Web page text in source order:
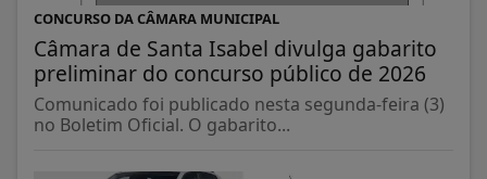
CONCURSO DA CÂMARA MUNICIPAL
Câmara de Santa Isabel divulga gabarito
preliminar do concurso público de 2026
Comunicado foi publicado nesta segunda-feira (3)
no Boletim Oficial. O gabarito...